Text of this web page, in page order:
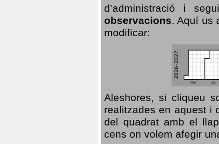
d’administració i
observacions. Aquí us
modificar:
Aleshores, si cliqueu
realitzades en aquest i
del quadrat amb el
cens on volem afegir